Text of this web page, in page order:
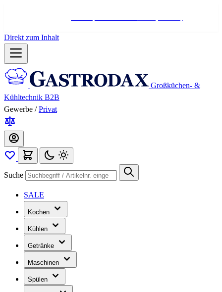
Direkt zum Inhalt
Großküchen- &
Kühltechnik B2B
Gewerbe / Privat
Suche
SALE
Kochen
Kühlen
Getränke
Maschinen
Spülen